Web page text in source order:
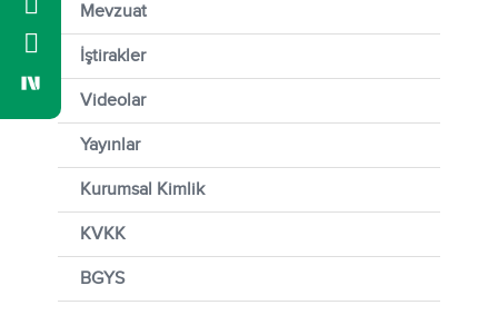
Mevzuat
İştirakler
Videolar
Yayınlar
Kurumsal Kimlik
KVKK
BGYS